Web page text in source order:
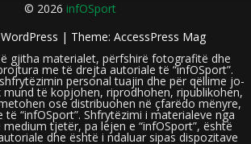
© 2026 infOSport
WordPress | Theme: AccessPress Mag
gjitha materialet, përfshirë fotografitë dhe
me të drejta autoriale të “infOSport”.
personal tuajin dhe për qëllime jo-
të kopjohen, riprodhohen, ripublikohen,
ose distribuohen në çfarëdo mënyre,
të “infOSport”. Shfrytëzimi i materialeve nga
tjetër, pa lejen e “infOSport”, është
dhe është i ndaluar sipas dispozitave